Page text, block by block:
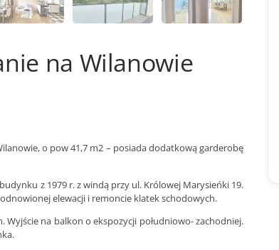
na Wilanowie
o pow 41,7 m2 – posiada dodatkową garderobę
z 1979 r. z windą przy ul. Królowej Marysieńki 19.
elewacji i remoncie klatek schodowych.
na balkon o ekspozycji południowo- zachodniej.